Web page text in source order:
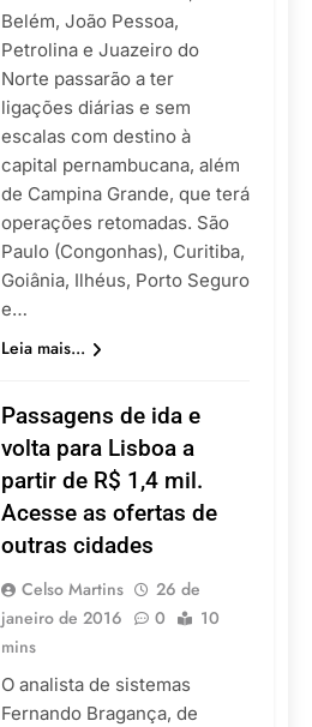
Belém, João Pessoa,
Petrolina e Juazeiro do
Norte passarão a ter
ligações diárias e sem
escalas com destino à
capital pernambucana, além
de Campina Grande, que terá
operações retomadas. São
Paulo (Congonhas), Curitiba,
Goiânia, Ilhéus, Porto Seguro
e…
Leia mais...
Passagens de ida e
volta para Lisboa a
partir de R$ 1,4 mil.
Acesse as ofertas de
outras cidades
Celso Martins
26 de
janeiro de 2016
0
10
mins
O analista de sistemas
Fernando Bragança, de